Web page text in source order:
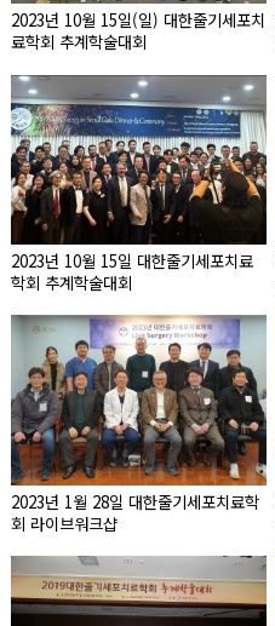
2023년 10월 15일(일) 대한줄기세포치
료학회 추계학술대회
2023년 10월 15일 대한줄기세포치료
학회 추계학술대회
2023년 1월 28일 대한줄기세포치료학
회 라이브워크샵